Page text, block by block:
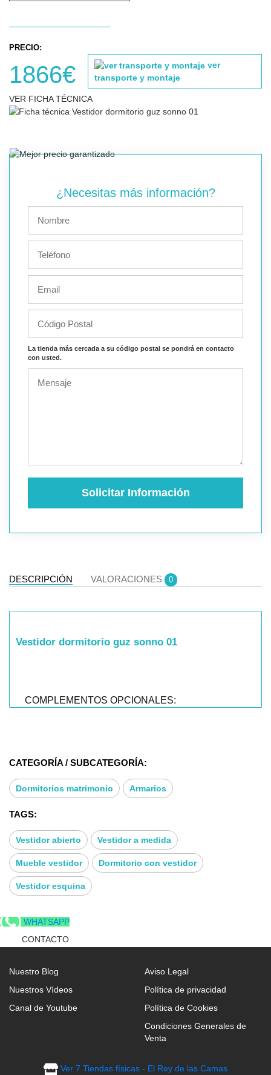
PRECIO:
1866€
ver
transporte y montaje
VER FICHA TÉCNICA
¿Necesitas más información?
La tienda más cercada a su código postal se pondrá en contacto
con usted.
Solicitar Información
DESCRIPCIÓN VALORACIONES 0
Vestidor dormitorio guz sonno 01
COMPLEMENTOS OPCIONALES:
* GRAN VARIEDAD DE MEDIDAS.
* PUERTA LUNAS*
CATEGORÍA / SUBCATEGORÍA:
Dormitorios matrimonio Armarios
TAGS:
Vestidor abierto Vestidor a medida
Mueble vestidor Dormitorio con vestidor
Vestidor esquina
WHATSAPP
CONTACTO
Nuestro Blog
Nuestros Vídeos
Canal de Youtube
Aviso Legal
Política de privacidad
Política de Cookies
Condiciones Generales de
Venta
Ver 7 Tiendas físicas - El Rey de las Camas